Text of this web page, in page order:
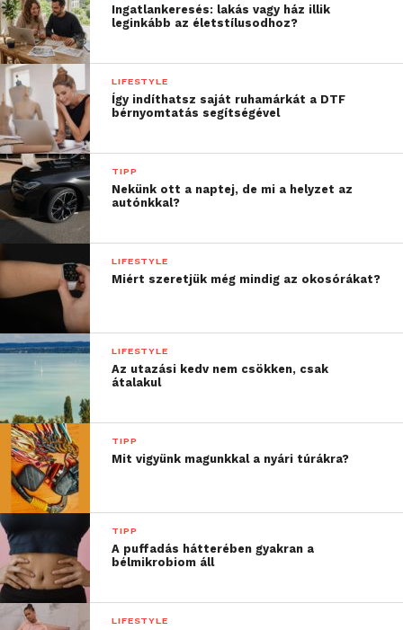
vízkő elleni harcra, mert azon nem fog látszani. Egy
mosás megoldhatja a problémát.
A zuhanyajtónál ugyan a takarítás sokkal
aprólékosabb, azonban a fényt kevésbé veszi el a
helyiségből, mert átlátszó. Még akkor is világosabb
hatást kelt, ha homokfúvott.
Mindent figyelembe véve egyértelmű, hogy az
előnyök bőségesen kárpótolnak minket a
hátrányokért. Megéri beruházni egy
zuhanyfüggönybe vagy -ajtóba, hogy ne kelljen
minden nap vesződni a tócsákkal.
További friss híreket talál aTechnokratafőoldalán!
Csatlakozzon hozzánk a
Ingatlankeresés: lakás vagy ház illik
leginkább az életstílusodhoz?
LIFESTYLE
Így indíthatsz saját ruhamárkát a DTF
bérnyomtatás segítségével
TIPP
Nekünk ott a naptej, de mi a helyzet az
autónkkal?
LIFESTYLE
Miért szeretjük még mindig az okosórákat?
LIFESTYLE
Az utazási kedv nem csökken, csak
átalakul
TIPP
Mit vigyünk magunkkal a nyári túrákra?
TIPP
A puffadás hátterében gyakran a
bélmikrobiom áll
LIFESTYLE